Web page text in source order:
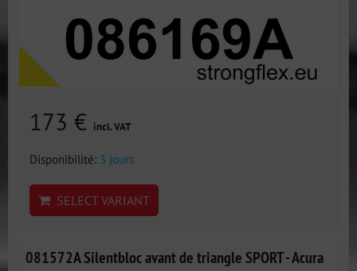
173 € incl. VAT
Disponibilité: 3 jours
SELECT VARIANT
081572A Silentbloc avant de triangle SPORT - Acura